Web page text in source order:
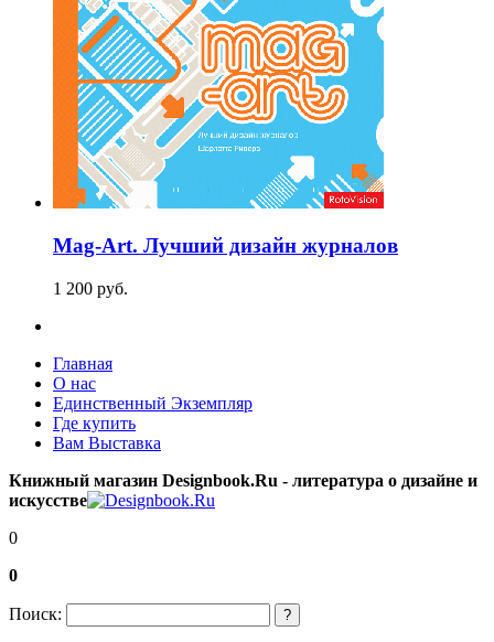
Mag-Art. Лучший дизайн журналов
1 200 pуб.
Главная
О нас
Единственный Экземпляр
Где купить
Вам Выставка
Книжный магазин Designbook.Ru - литература о дизайне и
искусстве
0
0
Поиск: ?